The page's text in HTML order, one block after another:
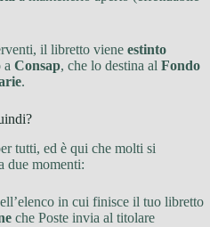
il libretto viene estinto
a Consap, che lo destina al Fondo
.
tutti, ed è qui che molti si
due momenti:
in cui finisce il tuo libretto
che Poste invia al titolare